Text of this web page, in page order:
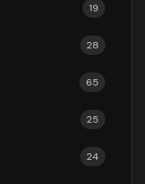
19
28
65
25
24